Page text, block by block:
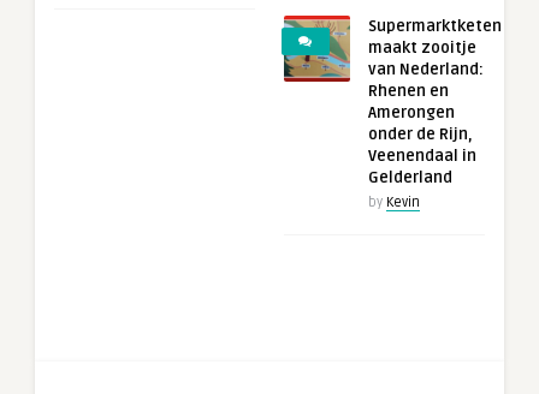
Supermarktketen
maakt zooitje
van Nederland:
Rhenen en
Amerongen
onder de Rijn,
Veenendaal in
Gelderland
by Kevin